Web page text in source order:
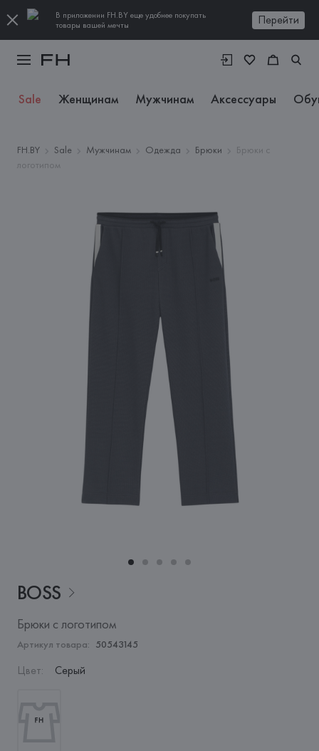
В приложении FH.BY еще удобнее покупать
товары вашей мечты
Перейти
Sale Женщинам Мужчинам Аксессуары
FH.BY Sale Мужчинам Одежда Брюки
Брюки с
логотипом
BOSS
Брюки с логотипом
Артикул товара: 50543145
Цвет: Серый